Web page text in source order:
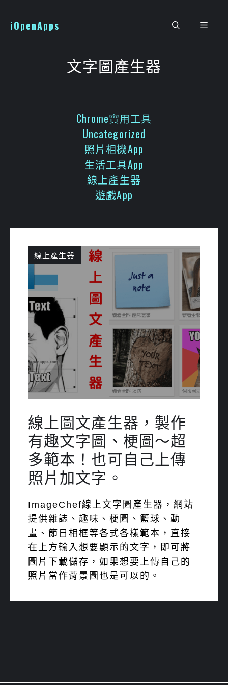
iOpenApps 選
文字圖產生器
Chrome實用工具
Uncategorized
照片相機App
生活工具App
線上產生器
遊戲App
線上產生器
線上圖文產生器，製作
有趣文字圖、梗圖～超
多範本！也可自己上傳
照片加文字。
ImageChef線上文字圖產生器，網站
提供雜誌、趣味、梗圖、籃球、動
畫、節日相框等各式各樣範本，直接
在上方輸入想要顯示的文字，即可將
圖片下載儲存，如果想要上傳自己的
照片當作背景圖也是可以的。